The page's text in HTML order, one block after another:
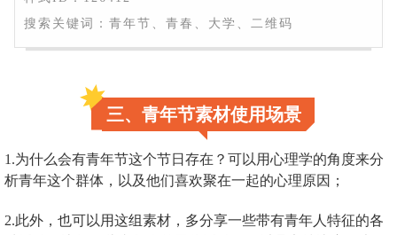
搜索关键词：青年节、青春、大学、二维码
三、青年节素材使用场景
1.为什么会有青年节这个节日存在？可以用心理学的角度来分
析青年这个群体，以及他们喜欢聚在一起的心理原因；
2.此外，也可以用这组素材，多分享一些带有青年人特征的各